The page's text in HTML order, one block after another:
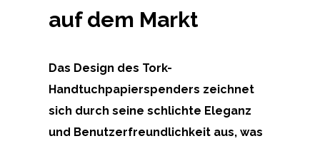
auf dem Markt
Das Design des Tork-
Handtuchpapierspenders zeichnet
sich durch seine schlichte Eleganz
und Benutzerfreundlichkeit aus, was